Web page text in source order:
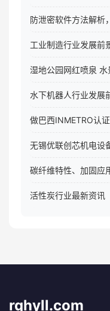
防泄密软件方法解析
工业制造行业发展前
湿地公园网红喷泉
水下机器人行业发展
做巴西INMETRO认
无锡优联创芯机电设
碳纤维特性、加固应
活性炭行业最新资讯
rqhyll.com